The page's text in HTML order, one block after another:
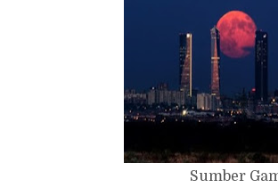
Sumber